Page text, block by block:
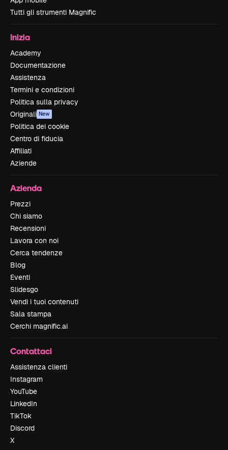
Tutti gli strumenti Magnific
Inizia
Academy
Documentazione
Assistenza
Termini e condizioni
Politica sulla privacy
Originali New
Politica dei cookie
Centro di fiducia
Affiliati
Aziende
Azienda
Prezzi
Chi siamo
Recensioni
Lavora con noi
Cerca tendenze
Blog
Eventi
Slidesgo
Vendi i tuoi contenuti
Sala stampa
Cerchi magnific.ai
Contattaci
Assistenza clienti
Instagram
YouTube
LinkedIn
TikTok
Discord
X